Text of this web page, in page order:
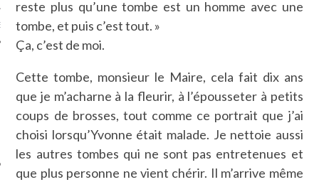
SUIVEZ-NOUS
reste plus qu’une tombe est un homme avec une
tombe, et puis c’est tout. »
Ça, c’est de moi.
Cette tombe, monsieur le Maire, cela fait dix ans
que je m’acharne à la fleurir, à l’épousseter à petits
coups de brosses, tout comme ce portrait que j’ai
choisi lorsqu’Yvonne était malade. Je nettoie aussi
les autres tombes qui ne sont pas entretenues et
que plus personne ne vient chérir. Il m’arrive même